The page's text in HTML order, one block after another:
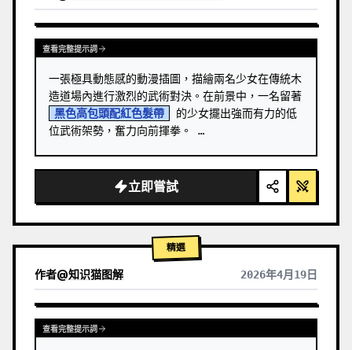
查看完整提示詞
一張極具動態感的動漫插圖，描繪兩名少女在傳統木
黑色高包頭配紅色髮帶
的少女擺出強而有力的低
位武術架勢，奮力向前揮拳。 …
立即嘗試
精選
作者@知识猫图解 2026年4月19日
查看完整提示詞